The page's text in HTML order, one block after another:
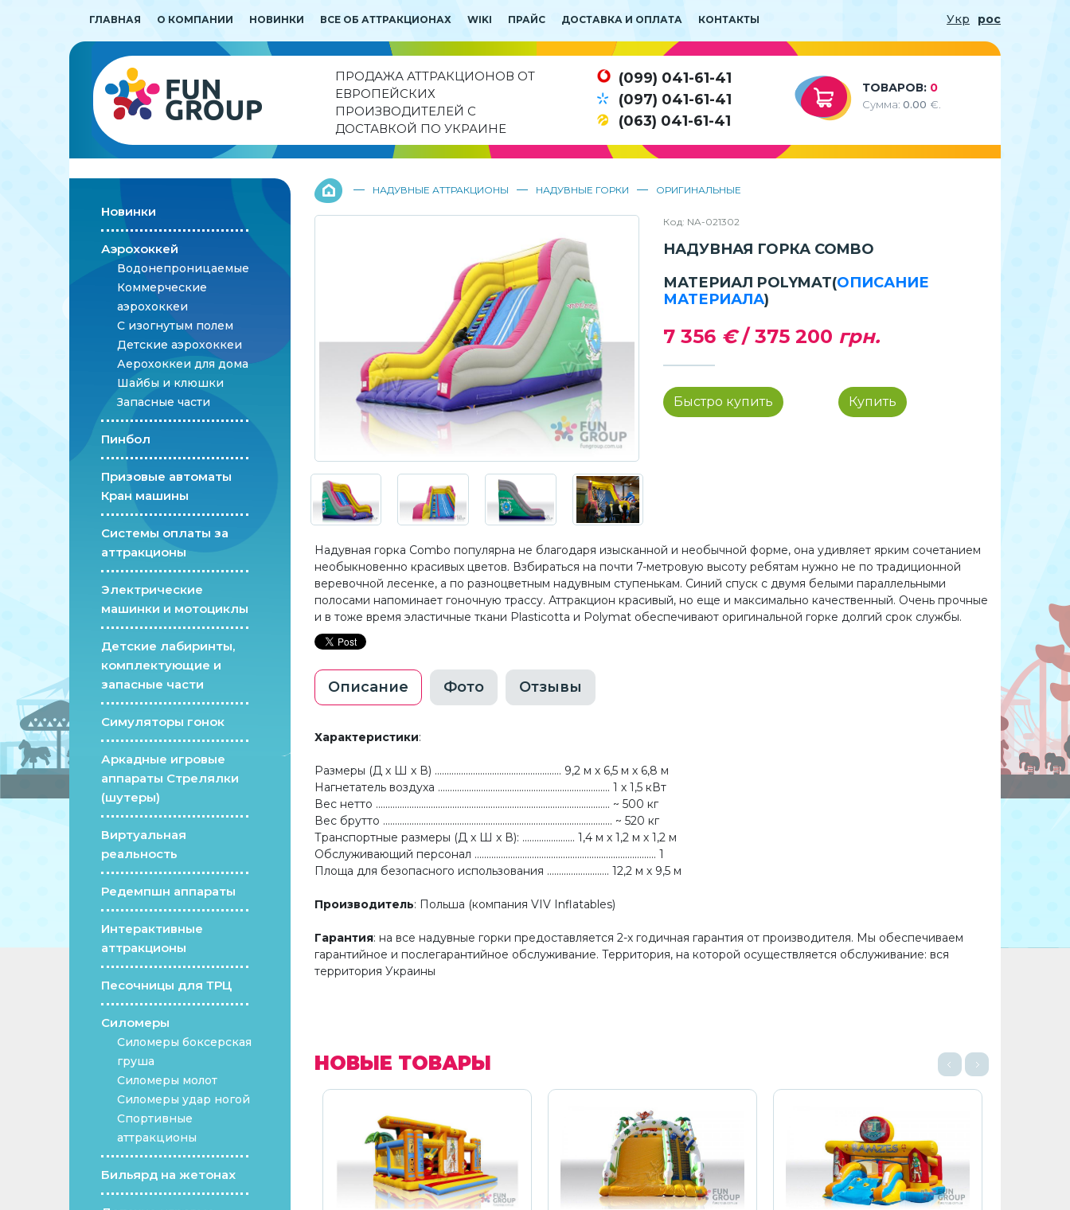
ГЛАВНАЯ О КОМПАНИИ НОВИНКИ ВСЕ ОБ АТТРАКЦИОНАХ WIKI ПРАЙС ДОСТАВКА И ОПЛАТА КОНТАКТЫ Укр рос
ПРОДАЖА АТТРАКЦИОНОВ ОТ
ЕВРОПЕЙСКИХ
ПРОИЗВОДИТЕЛЕЙ С
ДОСТАВКОЙ ПО УКРАИНЕ
(099) 041-61-41
(097) 041-61-41
(063) 041-61-41
ТОВАРОВ: 0
Сумма:0.00 €.
Новинки
Аэрохоккей
Водонепроницаемые
Коммерческие
аэрохоккеи
С изогнутым полем
Детские аэрохоккеи
Аерохоккеи для дома
Шайбы и клюшки
Запасные части
Пинбол
Призовые автоматы
Кран машины
Системы оплаты за
аттракционы
Электрические
машинки и мотоциклы
Детские лабиринты,
комплектующие и
запасные части
Симуляторы гонок
Аркадные игровые
аппараты Стрелялки
(шутеры)
Виртуальная
реальность
Редемпшн аппараты
Интерактивные
аттракционы
Песочницы для ТРЦ
Силомеры
Силомеры боксерская
груша
Силомеры молот
Силомеры удар ногой
Спортивные
аттракционы
Бильярд на жетонах
— НАДУВНЫЕ АТТРАКЦИОНЫ — НАДУВНЫЕ ГОРКИ — ОРИГИНАЛЬНЫЕ
Код: NA-021302
НАДУВНАЯ ГОРКА COMBO
МАТЕРИАЛ POLYMAT(ОПИСАНИЕ
МАТЕРИАЛА)
7 356 €/375 200 грн.
Быстро купить Купить
Надувная горка Combo популярна не благодаря изысканной и необычной форме, она удивляет ярким сочетанием
необыкновенно красивых цветов. Взбираться на почти 7-метровую высоту ребятам нужно не по традиционной
веревочной лесенке, а по разноцветным надувным ступенькам. Синий спуск с двумя белыми параллельными
полосами напоминает гоночную трассу. Аттракцион красивый, но еще и максимально качественный. Очень прочные
и в тоже время эластичные ткани Plasticotta и Polymat обеспечивают оригинальной горке долгий срок службы.
Описание Фото Отзывы
Характеристики:
Размеры (Д x Ш x В) ..................................................... 9,2 м х 6,5 м х 6,8 м
Нагнетатель воздуха ........................................................................ 1 х 1,5 кВт
Вес нетто .................................................................................................. ~ 500 кг
Вес брутто ................................................................................................ ~ 520 кг
Транспортные размеры (Д x Ш x В): ...................... 1,4 м х 1,2 м х 1,2 м
Обслуживающий персонал ............................................................................ 1
Площа для безопасного использования .......................... 12,2 м х 9,5 м
Производитель: Польша (компания VIV Inflatables)
Гарантия: на все надувные горки предоставляется 2-х годичная гарантия от производителя. Мы обеспечиваем
гарантийное и послегарантийное обслуживание. Территория, на которой осуществляется обслуживание: вся
территория Украины
НОВЫЕ ТОВАРЫ